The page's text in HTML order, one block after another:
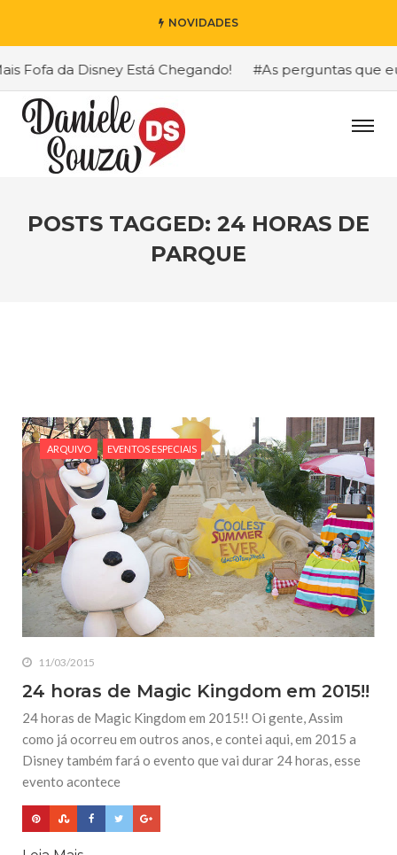
NOVIDADES
Fofa da Disney Está Chegando! #As perguntas que
POSTS TAGGED: 24 HORAS DE
PARQUE
ARQUIVO EVENTOS ESPECIAIS
11/03/2015
24 horas de Magic Kingdom em 2015!!
24 horas de Magic Kingdom em 2015!! Oi gente, Assim
como já ocorreu em outros anos, e contei aqui, em 2015 a
Disney também fará o evento que vai durar 24 horas, esse
evento acontece